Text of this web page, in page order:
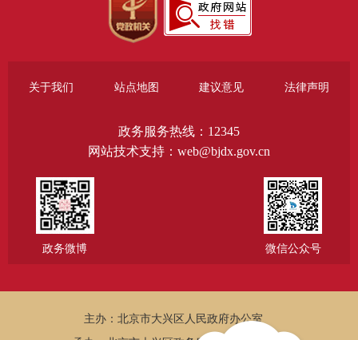
关于我们 站点地图 建议意见 法律声明
政务服务热线：12345
网站技术支持：web@bjdx.gov.cn
政务微博 微信公众号
主办：北京市大兴区人民政府办公室